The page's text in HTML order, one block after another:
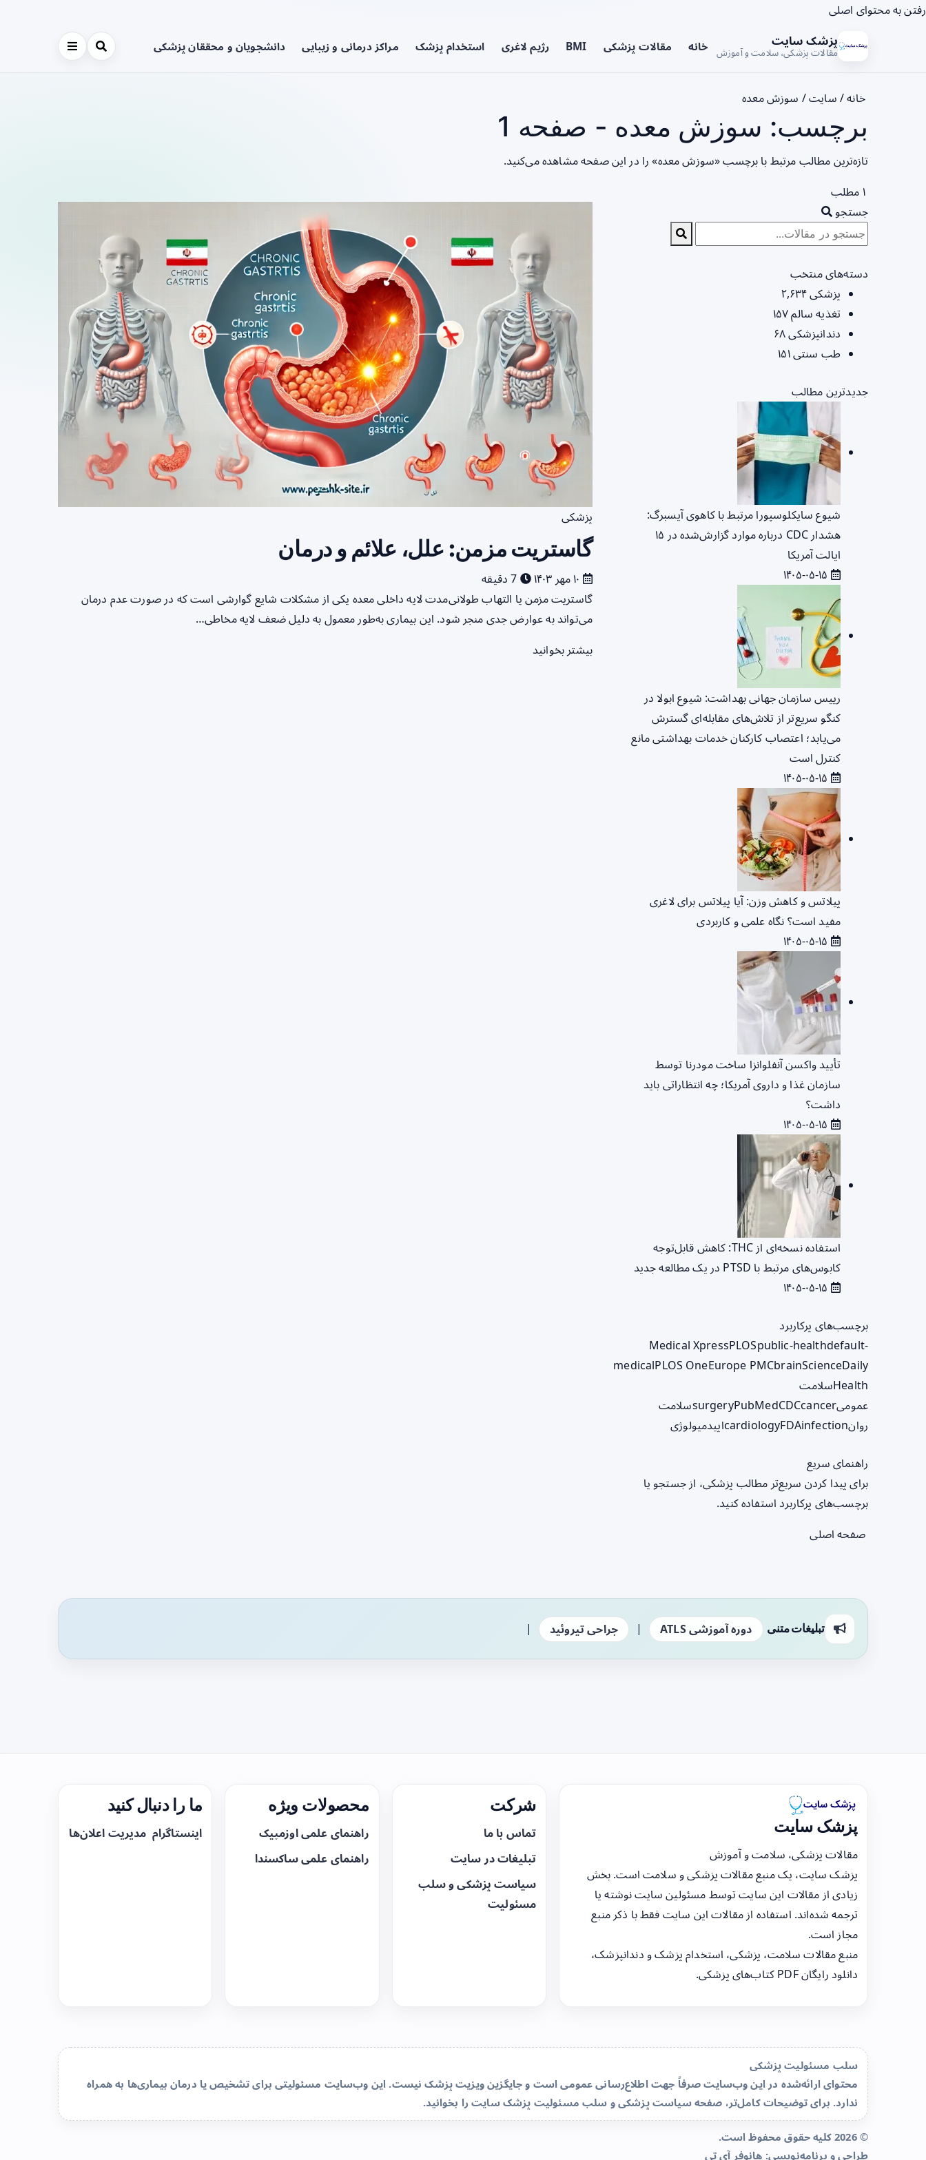
رفتن به محتوای اصلی
پزشک سایت
مقالات پزشکی، سلامت و آموزش خانه مقالات پزشکی BMI رژیم لاغری استخدام پزشک مراکز درمانی و زیبایی دانشجویان و محققان پزشکی
خانه/ سایت/ سوزش معده
برچسب: سوزش معده - صفحه 1
تازه‌ترین مطالب مرتبط با برچسب «سوزش معده» را در این صفحه مشاهده می‌کنید.
۱ مطلب
پزشکی
گاستریت مزمن: علل، علائم و درمان
گاستریت مزمن یا التهاب طولانی‌مدت لایه داخلی معده یکی از مشکلات شایع گوارشی است که در صورت عدم درمان
می‌تواند به عوارض جدی منجر شود. این بیماری به‌طور معمول به دلیل ضعف لایه مخاطی…
بیشتر بخوانید
جستجو
دسته‌های منتخب
پزشکی۲,۶۳۴
تغذیه سالم۱۵۷
دندانپزشکی۶۸
طب سنتی۱۵۱
جدیدترین مطالب
شیوع سایکلوسپورا مرتبط با کاهوی آیسبرگ:
هشدار CDC درباره موارد گزارش‌شده در ۱۵
ایالت آمریکا
رییس سازمان جهانی بهداشت: شیوع ابولا در
کنگو سریع‌تر از تلاش‌های مقابله‌ای گسترش
می‌یابد؛ اعتصاب کارکنان خدمات بهداشتی مانع
کنترل است
پیلاتس و کاهش وزن: آیا پیلاتس برای لاغری
مفید است؟ نگاه علمی و کاربردی
تأیید واکسن آنفلوانزا ساخت مودرنا توسط
سازمان غذا و داروی آمریکا؛ چه انتظاراتی باید
داشت؟
استفاده نسخه‌ای از THC: کاهش قابل‌توجه
کابوس‌های مرتبط با PTSD در یک مطالعه جدید
برچسب‌های پرکاربرد
Medical XpressPLOSpublic-healthdefault-
medicalPLOS OneEurope PMCbrainScienceDaily
Healthسلامت
عمومی
surgeryPubMedCDCcancer
سلامت
روان
cardiologyFDAinfection اپیدمیولوژی
راهنمای سریع
برای پیدا کردن سریع‌تر مطالب پزشکی، از جستجو یا
برچسب‌های پرکاربرد استفاده کنید.
صفحه اصلی
تبلیغات متنی دوره آموزشی ATLS | جراحی تیروئید |
پزشک سایت
مقالات پزشکی، سلامت و آموزش
پزشک سایت، یک منبع مقالات پزشکی و سلامت است. بخش
زیادی از مقالات این سایت توسط مسئولین سایت نوشته یا
ترجمه شده‌اند. استفاده از مقالات این سایت فقط با ذکر منبع
مجاز است.
منبع مقالات سلامت، پزشکی، استخدام پزشک و دندانپزشک،
دانلود رایگان PDF کتاب‌های پزشکی.
شرکت
تماس با ما
تبلیغات در سایت
سیاست پزشکی و سلب
مسئولیت
محصولات ویژه
راهنمای علمی اوزمپیک
راهنمای علمی ساکسندا
ما را دنبال کنید
اینستاگرام مدیریت اعلان‌ها
سلب مسئولیت پزشکی
محتوای ارائه‌شده در این وب‌سایت صرفاً جهت اطلاع‌رسانی عمومی است و جایگزین ویزیت پزشک نیست. این وب‌سایت مسئولیتی برای تشخیص یا درمان بیماری‌ها به همراه
ندارد. برای توضیحات کامل‌تر، صفحهسیاست پزشکی و سلب مسئولیت پزشک سایترا بخوانید.
© 2026 کلیه حقوق محفوظ است.
طراحی و برنامه‌نویسی: هانوفر آی تی